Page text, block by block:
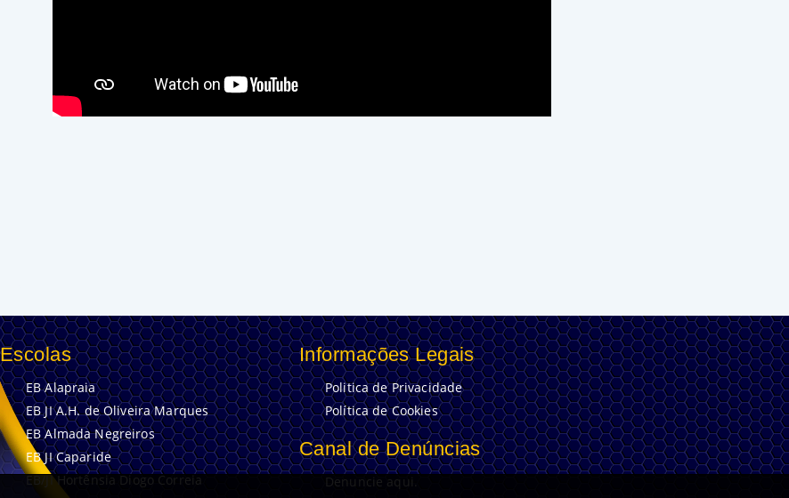
Escolas
EB Alapraia
EB JI A.H. de Oliveira Marques
EB Almada Negreiros
EB JI Caparide
EB/JI Hortênsia Diogo Correia
Informações Legais
Politica de Privacidade
Política de Cookies
Canal de Denúncias
Denuncie aqui.